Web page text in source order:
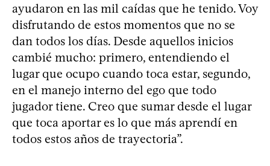
ayudaron en las mil caídas que he tenido. Voy
disfrutando de estos momentos que no se
dan todos los días. Desde aquellos inicios
cambié mucho: primero, entendiendo el
lugar que ocupo cuando toca estar, segundo,
en el manejo interno del ego que todo
jugador tiene. Creo que sumar desde el lugar
que toca aportar es lo que más aprendí en
todos estos años de trayectoria”.